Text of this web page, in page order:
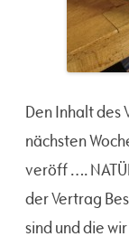
Den Inhalt des
nächsten
veröff ….
der Vertrag
sind und die